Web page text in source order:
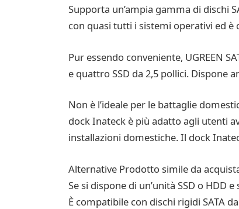
Supporta un’ampia gamma di dischi
con quasi tutti i sistemi operativi ed è
Pur essendo conveniente, UGREEN
e quattro SSD da 2,5 pollici. Dispone
Non è l’ideale per le battaglie
dock Inateck è più adatto agli utenti
installazioni domestiche. Il dock
Alternative Prodotto simile da
Se si dispone di un’unità SSD o HDD
È compatibile con dischi rigidi SATA